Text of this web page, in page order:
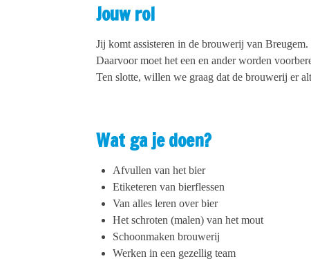
Jouw rol
Jij komt assisteren in de brouwerij van
Daarvoor moet het een en ander worden
Ten slotte, willen we graag dat de brouwerij er
Wat ga je doen?
Afvullen van het bier
Etiketeren van bierflessen
Van alles leren over bier
Het schroten (malen) van het mout
Schoonmaken brouwerij
Werken in een gezellig team